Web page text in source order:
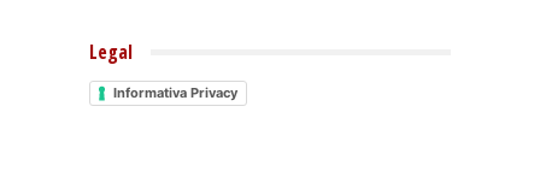
Legal
Informativa Privacy